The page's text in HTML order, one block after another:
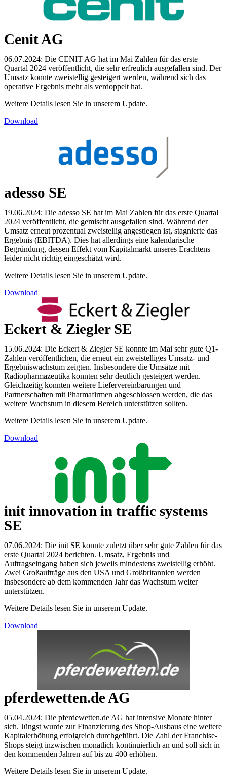
Cenit AG
06.07.2024: Die CENIT AG hat im Mai Zahlen für das erste
Quartal 2024 veröffentlicht, die sehr erfreulich ausgefallen sind. Der
Umsatz konnte zweistellig gesteigert werden, während sich das
operative Ergebnis mehr als verdoppelt hat.
Weitere Details lesen Sie in unserem Update.
Download
adesso SE
19.06.2024: Die adesso SE hat im Mai Zahlen für das erste Quartal
2024 veröffentlicht, die gemischt ausgefallen sind. Während der
Umsatz erneut prozentual zweistellig angestiegen ist, stagnierte das
Ergebnis (EBITDA). Dies hat allerdings eine kalendarische
Begründung, dessen Effekt vom Kapitalmarkt unseres Erachtens
leider nicht richtig eingeschätzt wird.
Weitere Details lesen Sie in unserem Update.
Download
Eckert & Ziegler SE
15.06.2024: Die Eckert & Ziegler SE konnte im Mai sehr gute Q1-
Zahlen veröffentlichen, die erneut ein zweistelliges Umsatz- und
Ergebniswachstum zeigten. Insbesondere die Umsätze mit
Radiopharmazeutika konnten sehr deutlich gesteigert werden.
Gleichzeitig konnten weitere Liefervereinbarungen und
Partnerschaften mit Pharmafirmen abgeschlossen werden, die das
weitere Wachstum in diesem Bereich unterstützen sollten.
Weitere Details lesen Sie in unserem Update.
Download
init innovation in traffic systems
SE​
07.06.2024: Die init SE konnte zuletzt über sehr gute Zahlen für das
erste Quartal 2024 berichten. Umsatz, Ergebnis und
Auftragseingang haben sich jeweils mindestens zweistellig erhöht.
Zwei Großaufträge aus den USA und Großbritannien werden
insbesondere ab dem kommenden Jahr das Wachstum weiter
unterstützen.
Weitere Details lesen Sie in unserem Update.
Download
pferdewetten.de AG
05.04.2024: Die pferdewetten.de AG hat intensive Monate hinter
sich. Jüngst wurde zur Finanzierung des Shop-Ausbaus eine weitere
Kapitalerhöhung erfolgreich durchgeführt. Die Zahl der Franchise-
Shops steigt inzwischen monatlich kontinuierlich an und soll sich in
den kommenden Jahren auf bis zu 400 erhöhen.
Weitere Details lesen Sie in unserem Update.